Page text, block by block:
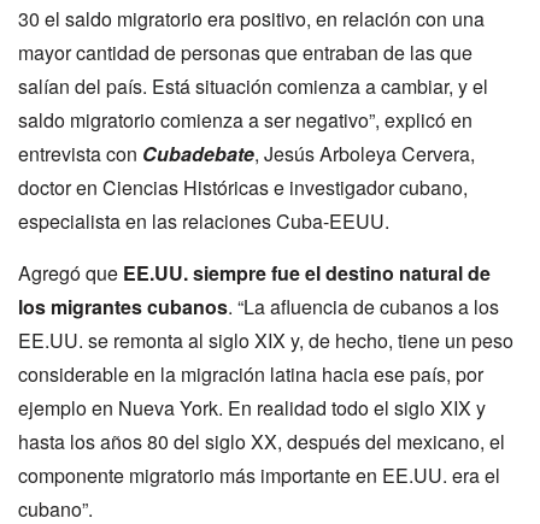
30 el saldo migratorio era positivo, en relación con una
mayor cantidad de personas que entraban de las que
salían del país. Está situación comienza a cambiar, y el
saldo migratorio comienza a ser negativo”, explicó en
entrevista con Cubadebate, Jesús Arboleya Cervera,
doctor en Ciencias Históricas e investigador cubano,
especialista en las relaciones Cuba-EEUU.
Agregó que EE.UU. siempre fue el destino natural de
los migrantes cubanos. “La afluencia de cubanos a los
EE.UU. se remonta al siglo XIX y, de hecho, tiene un peso
considerable en la migración latina hacia ese país, por
ejemplo en Nueva York. En realidad todo el siglo XIX y
hasta los años 80 del siglo XX, después del mexicano, el
componente migratorio más importante en EE.UU. era el
cubano”.